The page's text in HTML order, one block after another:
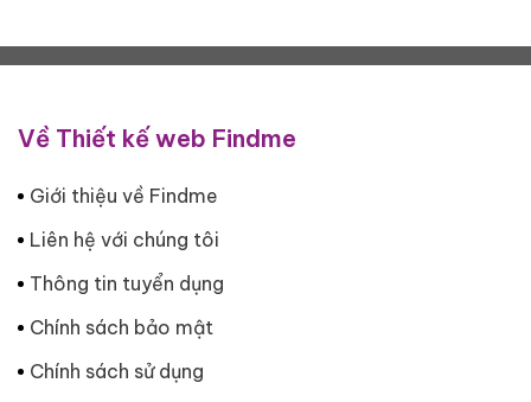
Về Thiết kế web Findme
Giới thiệu về Findme
Liên hệ với chúng tôi
Thông tin tuyển dụng
Chính sách bảo mật
Chính sách sử dụng